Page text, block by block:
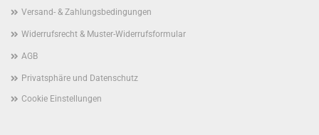
Versand- & Zahlungsbedingungen
Widerrufsrecht & Muster-Widerrufsformular
AGB
Privatsphäre und Datenschutz
Cookie Einstellungen